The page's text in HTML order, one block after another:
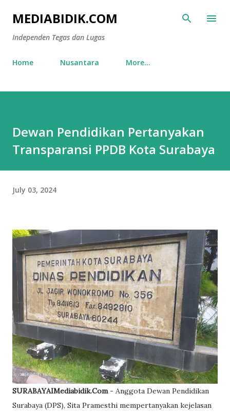
Skip to main content
MEDIABIDIK.COM
Independen Tegas dan Lugas
Home Nusantara More…
Dewan Pendidikan Pertanyakan
Transparansi PPDB Kota Surabaya
July 03, 2024
SURABAYAIMediabidik.Com- Anggota Dewan Pendidikan
Surabaya (DPS), Sita Pramesthi mempertanyakan kejelasan